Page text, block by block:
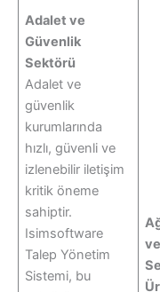
Adalet ve
Güvenlik
Sektörü
Adalet ve
güvenlik
kurumlarında
hızlı, güvenli ve
izlenebilir iletişim
kritik öneme
sahiptir.
Isimsoftware
Talep Yönetim
Sistemi, bu